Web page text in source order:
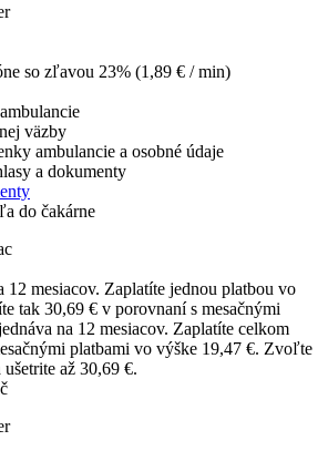
so zľavou 23% (1,89 € / min)
väzby
ambulancie a osobné údaje
a dokumenty
do čakárne
12 mesiacov. Zaplatíte jednou platbou vo
tak 30,69 € v porovnaní s mesačnými
na 12 mesiacov. Zaplatíte celkom
platbami vo výške 19,47 €. Zvoľte
až 30,69 €.